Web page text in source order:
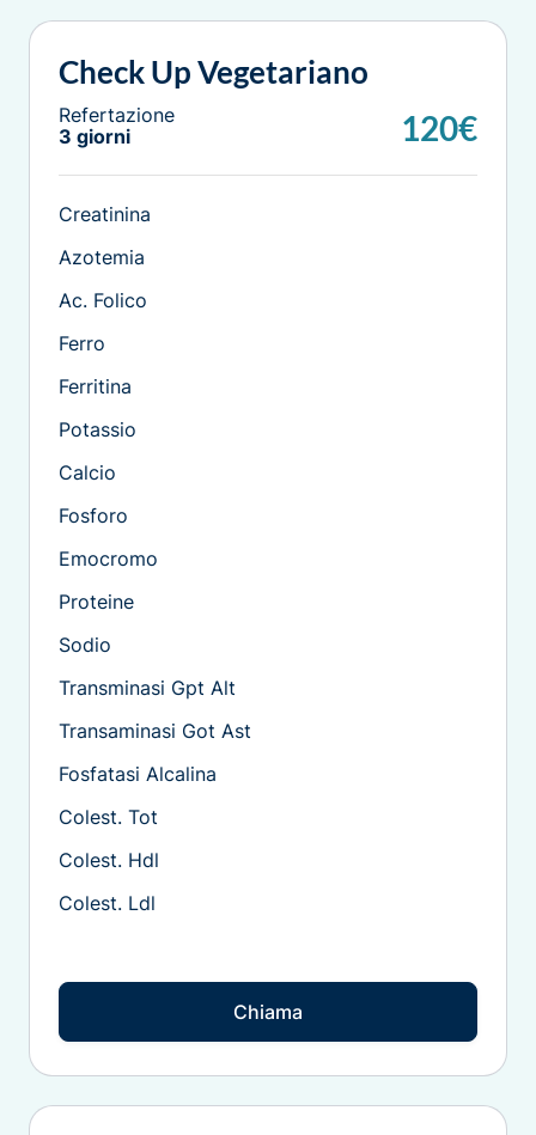
Check Up Vegetariano
Refertazione
3 giorni
120€
Creatinina
Azotemia
Ac. Folico
Ferro
Ferritina
Potassio
Calcio
Fosforo
Emocromo
Proteine
Sodio
Transminasi Gpt Alt
Transaminasi Got Ast
Fosfatasi Alcalina
Colest. Tot
Colest. Hdl
Colest. Ldl
Chiama